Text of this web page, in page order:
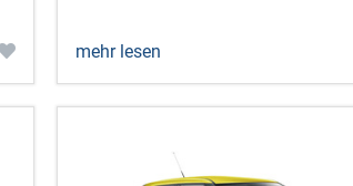
mehr lesen